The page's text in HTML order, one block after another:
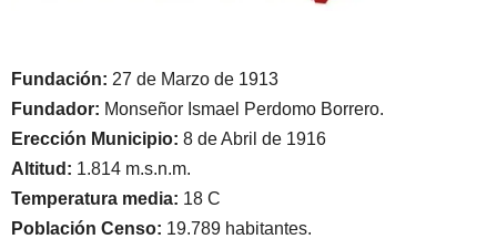
Fundación: 27 de Marzo de 1913
Fundador: Monseñor Ismael Perdomo Borrero.
Erección Municipio: 8 de Abril de 1916
Altitud: 1.814 m.s.n.m.
Temperatura media: 18 C
Población Censo: 19.789 habitantes.